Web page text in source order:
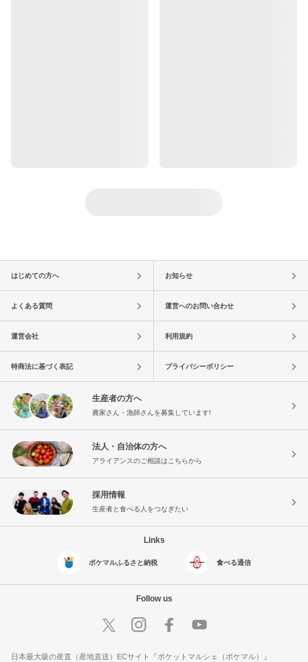
はじめての方へ お知らせ
よくある質問 運営へのお問い合わせ
運営会社 利用規約
特商法に基づく表記 プライバシーポリシー
生産者の方へ
農家さん・漁師さんを募集しています!
法人・自治体の方へ
アライアンスのご相談はこちらから
採用情報
生産者と食べる人をつなぎたい
Links
ポケマルふるさと納税 食べる通信
Follow us
日本最大級の産直（産地直送）ECサイト『ポケットマルシェ（ポケマル）』